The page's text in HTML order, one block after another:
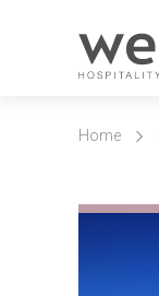
Home